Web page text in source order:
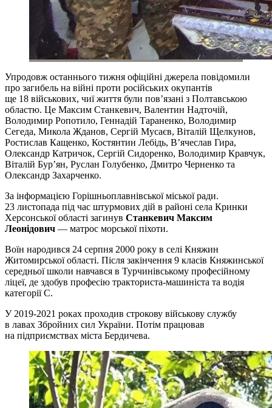
Упродовж останнього тижня офіційні джерела повідомили
про загибель на війні проти російських окупантів
ще 18 військових, чиї життя були пов’язані з Полтавською
областю. Це Максим Станкевич, Валентин Надточій,
Володимир Ропотило, Геннадій Тараненко, Володимир
Сегеда, Микола Жданов, Сергій Мусаєв, Віталій Щелкунов,
Ростислав Кащенко, Костянтин Лебідь, В’ячеслав Гира,
Олександр Катричок, Сергій Сидоренко, Володимир Кравчук,
Віталій Бур’ян, Руслан Голубенко, Дмитро Черненко та
Олександр Захарченко.
За інформацією Горішньоплавнівської міської ради.
23 листопада під час штурмових дій в районі села Кринки
Херсонської області загинув Станкевич Максим
Леонідович — матрос морської піхоти.
Воїн народився 24 серпня 2000 року в селі Княжин
Житомирської області. Після закінчення 9 класів Княжинської
середньої школи навчався в Турчинівському професійному
ліцеї, де здобув професію тракториста-машиніста та водія
категорії С.
У 2019-2021 роках проходив строкову військову службу
в лавах Збройних сил України. Потім працював
на підприємствах міста Бердичева.